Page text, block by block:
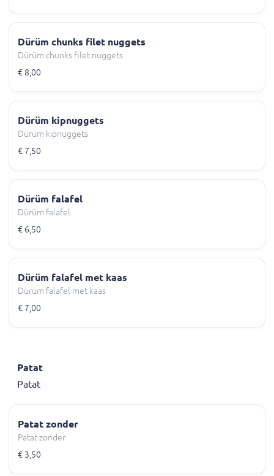
Dürüm chunks filet nuggets
Dürüm chunks filet nuggets
€ 8,00
Dürüm kipnuggets
Dürüm kipnuggets
€ 7,50
Dürüm falafel
Dürüm falafel
€ 6,50
Dürüm falafel met kaas
Dürüm falafel met kaas
€ 7,00
Patat
Patat
Patat zonder
Patat zonder
€ 3,50